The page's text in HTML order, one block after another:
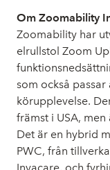
Om Zoomability
Zoomability har
elrullstol Zoom
som också
körupplevelse.
främst i USA,
Det är en hybrid
PWC, från